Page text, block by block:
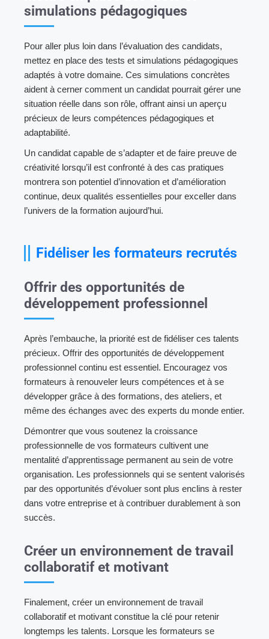
simulations pédagogiques
Pour aller plus loin dans l’évaluation des candidats,
mettez en place des tests et simulations pédagogiques
adaptés à votre domaine. Ces simulations concrètes
aident à cerner comment un candidat pourrait gérer une
situation réelle dans son rôle, offrant ainsi un aperçu
précieux de leurs compétences pédagogiques et
adaptabilité.
Un candidat capable de s’adapter et de faire preuve de
créativité lorsqu’il est confronté à des cas pratiques
montrera son potentiel d’innovation et d’amélioration
continue, deux qualités essentielles pour exceller dans
l’univers de la formation aujourd’hui.
Fidéliser les formateurs recrutés
Offrir des opportunités de
développement professionnel
Après l’embauche, la priorité est de fidéliser ces talents
précieux. Offrir des opportunités de développement
professionnel continu est essentiel. Encouragez vos
formateurs à renouveler leurs compétences et à se
développer grâce à des formations, des ateliers, et
même des échanges avec des experts du monde entier.
Démontrer que vous soutenez la croissance
professionnelle de vos formateurs cultivent une
mentalité d’apprentissage permanent au sein de votre
organisation. Les professionnels qui se sentent valorisés
par des opportunités d’évoluer sont plus enclins à rester
dans votre entreprise et à contribuer durablement à son
succès.
Créer un environnement de travail
collaboratif et motivant
Finalement, créer un environnement de travail
collaboratif et motivant constitue la clé pour retenir
longtemps les talents. Lorsque les formateurs se